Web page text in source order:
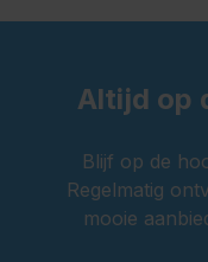
Altijd op
Blijf op de
Regelmatig
mooie